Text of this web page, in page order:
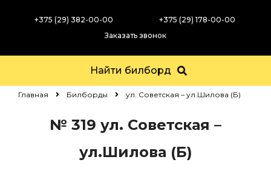
+375 (29) 382-00-00
+375 (29) 178-00-00
Заказать звонок
Найти билборд
Главная Билборды ул. Советская – ул.Шилова (Б)
№ 319 ул. Советская –
ул.Шилова (Б)